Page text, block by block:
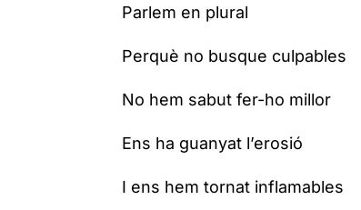
Parlem en plural
Perquè no busque culpables
No hem sabut fer-ho millor
Ens ha guanyat l’erosió
I ens hem tornat inflamables